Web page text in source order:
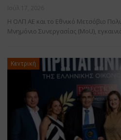
Η ΟΛΠ ΑΕ και το Εθνικό Μετσόβιο
Μνημόνιο Συνεργασίας (MoU),
Κεντρική